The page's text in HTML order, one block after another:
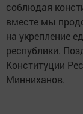
соблюдая
вместе мы
на укрепление
республики.
Конституции
Минниханов.